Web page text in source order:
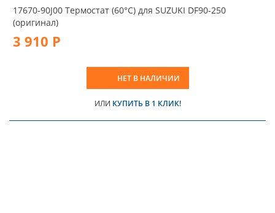
17670-90J00 Термостат (60°C) для SUZUKI DF90-250
(оригинал)
3 910 Р
НЕТ В НАЛИЧИИ
ИЛИ КУПИТЬ В 1 КЛИК!